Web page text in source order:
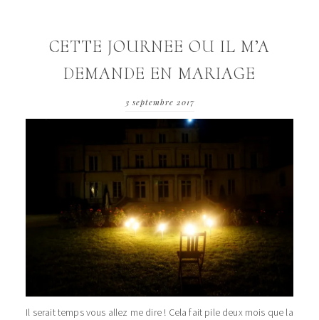
CETTE JOURNEE OU IL M’A
DEMANDE EN MARIAGE
3 septembre 2017
Il serait temps vous allez me dire ! Cela fait pile deux mois que la